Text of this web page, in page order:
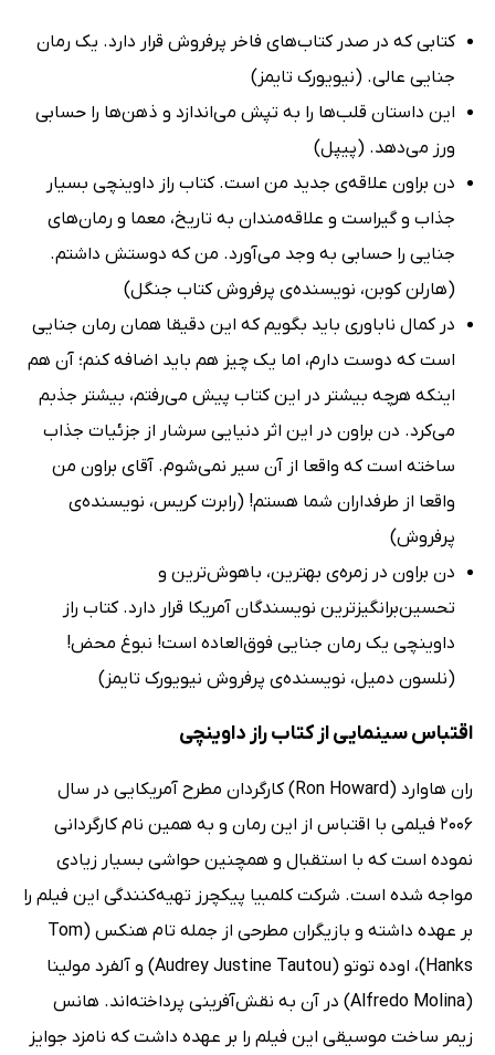
کتابی که در صدر کتاب‌های فاخر پرفروش قرار دارد. یک رمان
جنایی عالی. (نیویورک تایمز)
این داستان قلب‌ها را به تپش می‌اندازد و ذهن‌ها را حسابی
ورز می‌دهد. (پیپل)
دن براون علاقه‌ی جدید من است. کتاب راز داوینچی بسیار
جذاب و گیراست و علاقه‌مندان به تاریخ، ‌معما و رمان‌های
جنایی را حسابی به وجد می‌آورد. من که دوستش داشتم.
(هارلن کوبن، نویسنده‌ی پرفروش کتاب جنگل)
در کمال ناباوری باید بگویم که این دقیقا همان رمان جنایی
است که دوست دارم، اما یک چیز هم باید اضافه کنم؛ آن هم
اینکه هرچه بیشتر در این کتاب پیش می‌رفتم، بیشتر جذبم
می‌کرد. دن براون در این اثر دنیایی سرشار از جزئیات جذاب
ساخته است که واقعا از آن سیر نمی‌شوم. آقای براون من
واقعا از طرفداران شما هستم! (رابرت کریس، نویسنده‌ی
پرفروش)
دن براون در زمره‌ی بهترین، باهوش‌ترین و
تحسین‌برانگیزترین نویسندگان آمریکا قرار دارد. کتاب راز
داوینچی یک رمان جنایی فوق‌العاده است! ‌نبوغ محض!
‌(نلسون دمیل، نویسنده‌ی پرفروش نیویورک تایمز)
اقتباس سینمایی از کتاب راز داوینچی
ران هاوارد (Ron Howard) کارگردان مطرح آمریکایی در سال
2006 فیلمی با اقتباس از این رمان و به همین نام کارگردانی
نموده است که با استقبال و همچنین حواشی بسیار زیادی
مواجه شده است. شرکت کلمبیا پیکچرز تهیه‌کنندگی این فیلم را
بر عهده داشته و بازیگران مطرحی از جمله تام هنکس (Tom
Hanks)، اوده توتو (Audrey Justine Tautou) و آلفرد مولینا
(Alfredo Molina) در آن به نقش‌آفرینی پرداخته‌اند. هانس
زیمر ساخت موسیقی این فیلم را بر عهده داشت که نامزد جوایز